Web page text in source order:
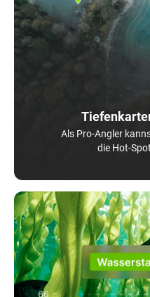
Als Pro-Angler
die Hot-